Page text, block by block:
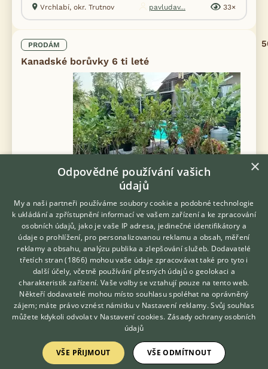
Vrchlabí, okr. Trutnov
pavludav... 33×
PRODÁM
Kanadské borůvky 6 ti leté
Prodám kanadské borůvky
6 ti leté borůvky různých odrůd.Borůvky v 12 ti litrovém květníku.Foto
- aktuální.Výška bo...
včera 11:26
Strašov, okr. Pardubice
sadovsky
Hledáte zvířecího kamaráda?
Zdarma vám poradí
VETERINÁŘ ONLINE
KONZULTOVAT S
VETERINÁŘEM
×
Odpovědné používání vašich
údajů
My a naši partneři používáme soubory cookie a podobné technologie
k ukládání a zpřístupnění informací ve vašem zařízení a ke zpracování
osobních údajů, jako je vaše IP adresa, jedinečné identifikátory a
údaje o prohlížení, pro personalizovanou reklamu a obsah, měření
reklamy a obsahu, analýzu publika a zlepšování služeb. Dodavatelé
třetích stran (1866) mohou vaše údaje zpracovávat také pro tyto i
další účely, včetně používání přesných údajů o geolokaci a
charakteristik zařízení. Vaše volby se vztahují pouze na tento web.
Někteří dodavatelé mohou místo souhlasu spoléhat na oprávněný
zájem; máte právo vznést námitku v Nastavení reklamy. Svůj souhlas
můžete kdykoli odvolat v Nastavení cookies. Zásady ochrany osobních
údajů
VŠE PŘIJMOUT VŠE ODMÍTNOUT